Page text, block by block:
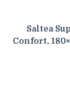
Saltea
Confort,